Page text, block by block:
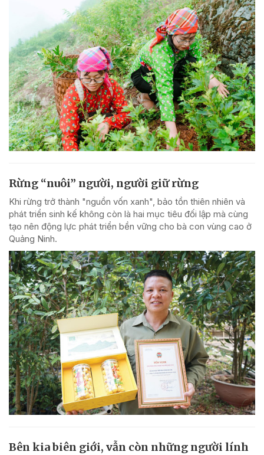
Rừng “nuôi” người, người giữ rừng
Khi rừng trở thành "nguồn vốn xanh", bảo tồn thiên nhiên và
phát triển sinh kế không còn là hai mục tiêu đối lập mà cùng
tạo nên động lực phát triển bền vững cho bà con vùng cao ở
Quảng Ninh.
Bên kia biên giới, vẫn còn những người lính